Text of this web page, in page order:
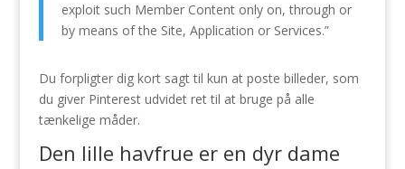
exploit such Member Content only on, through or
by means of the Site, Application or Services.”
Du forpligter dig kort sagt til kun at poste billeder, som
du giver Pinterest udvidet ret til at bruge på alle
tænkelige måder.
Den lille havfrue er en dyr dame